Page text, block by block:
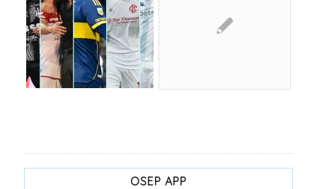
OSEP APP